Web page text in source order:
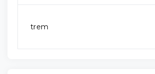
trem